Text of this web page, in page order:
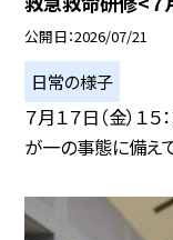
公開日 2026/07/21
日常の様子
７月１７日（金）１
が一の事態に備え